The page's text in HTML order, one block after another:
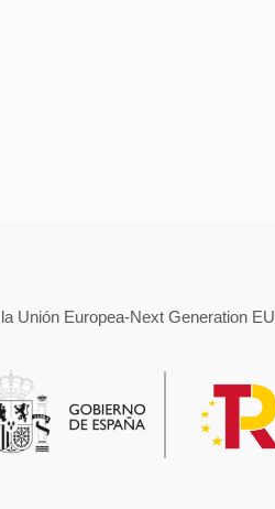
Unión Europea-Next Generation EU